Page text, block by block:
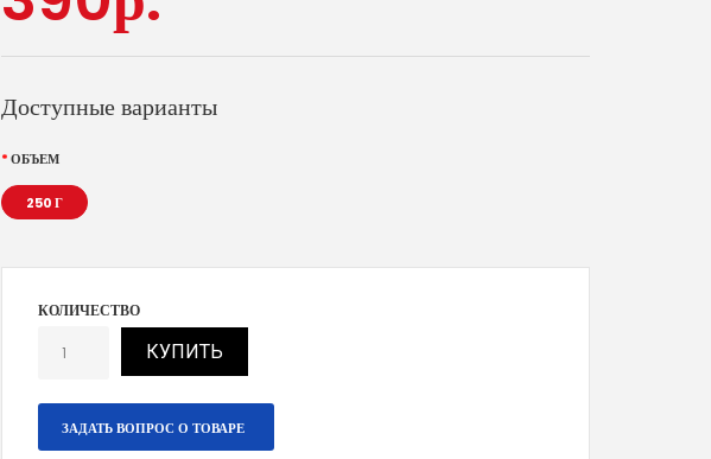
Доступные варианты
ОБЪЕМ
250 Г
КОЛИЧЕСТВО
КУПИТЬ
ЗАДАТЬ ВОПРОС О ТОВАРЕ